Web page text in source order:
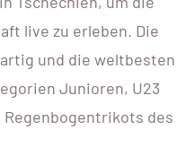
live zu erleben. Die
und die weltbesten
Junioren, U23
des